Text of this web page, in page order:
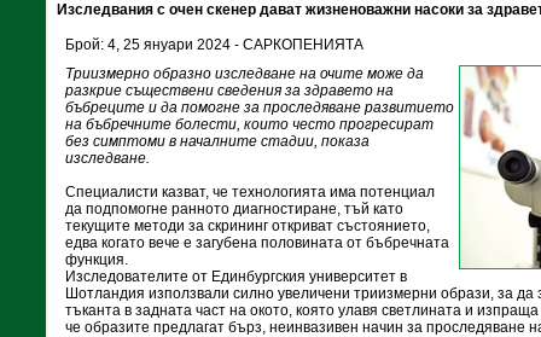
Изследвания с очен скенер дават жизненоважни насоки за
Брой: 4, 25 януари 2024 - САРКОПЕНИЯТА
Триизмерно образно изследване на очите може да
разкрие съществени сведения за здравето на
бъбреците и да помогне за проследяване развитието
на бъбречните болести, които често прогресират
без симптоми в началните стадии, показа
изследване.
Специалисти казват, че технологията има потенциал
да подпомогне ранното диагностиране, тъй като
текущите методи за скрининг откриват състоянието,
едва когато вече е загубена половината от бъбречната
функция.
Изследователите от Единбургския университет в
Шотландия използвали силно увеличени триизмерни образи, за да
тъканта в задната част на окото, която улавя светлината и
че образите предлагат бърз, неинвазивен начин за проследяване